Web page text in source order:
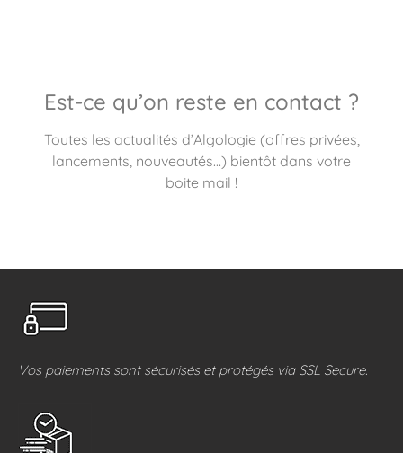
Est-ce qu’on reste en contact ?
Toutes les actualités d’Algologie (offres privées,
lancements, nouveautés…) bientôt dans votre
boite mail !
Vos paiements sont sécurisés et protégés via SSL Secure.